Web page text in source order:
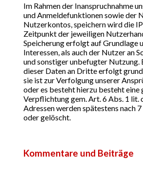
Im Rahmen der Inanspruchnahme
und Anmeldefunktionen sowie der
Nutzerkontos, speichern wird die
Zeitpunkt der jeweiligen
Speicherung erfolgt auf Grundlage
Interessen, als auch der Nutzer an
und sonstiger unbefugter Nutzung.
dieser Daten an Dritte erfolgt
sie ist zur Verfolgung unserer
oder es besteht hierzu besteht eine
Verpflichtung gem. Art. 6 Abs. 1 lit.
Adressen werden spätestens nach
oder gelöscht.
Kommentare und Beiträge